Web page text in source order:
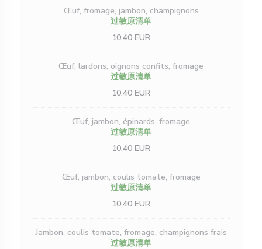
Œuf, fromage, jambon, champignons
过敏原清单
10,40 EUR
Œuf, lardons, oignons confits, fromage
过敏原清单
10,40 EUR
Œuf, jambon, épinards, fromage
过敏原清单
10,40 EUR
Œuf, jambon, coulis tomate, fromage
过敏原清单
10,40 EUR
Jambon, coulis tomate, fromage, champignons frais
过敏原清单